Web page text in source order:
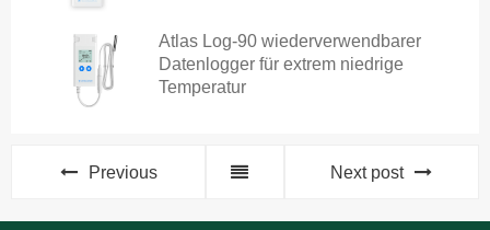
Atlas Log-90 wiederverwendbarer
Datenlogger für extrem niedrige
Temperatur
Previous Next post